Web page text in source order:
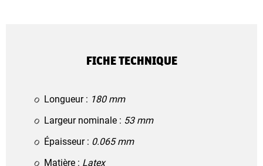
FICHE TECHNIQUE
Longueur : 180 mm
Largeur nominale : 53 mm
Épaisseur : 0.065 mm
Matière : Latex